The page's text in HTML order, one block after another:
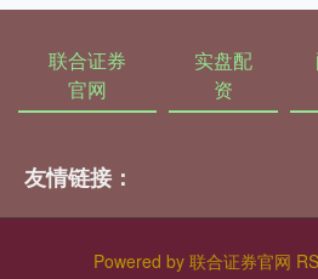
联合证券
官网
实盘配
资
友情链接：
Powered by 联合证券官网